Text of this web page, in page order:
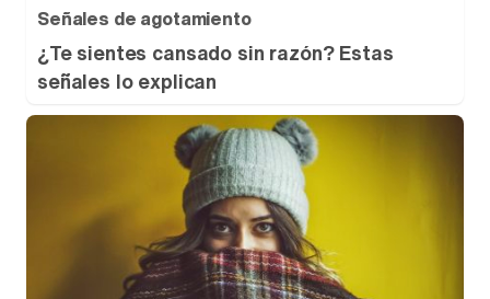
Señales de agotamiento
¿Te sientes cansado sin razón? Estas
señales lo explican